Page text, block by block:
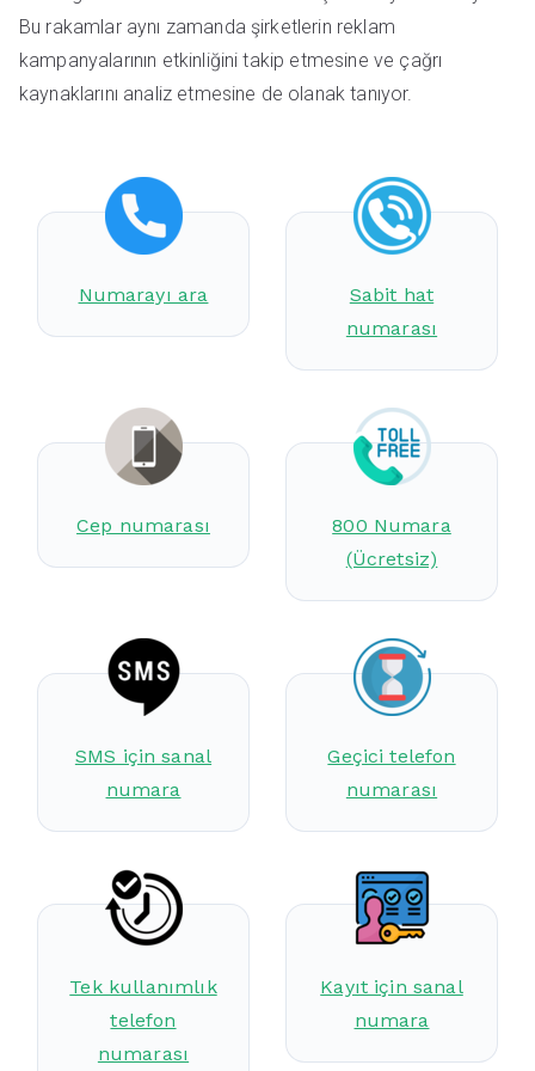
Bu rakamlar aynı zamanda şirketlerin reklam
kampanyalarının etkinliğini takip etmesine ve çağrı
kaynaklarını analiz etmesine de olanak tanıyor.
Numarayı ara
Sabit hat
numarası
Cep numarası
800 Numara
(Ücretsiz)
SMS için sanal
numara
Geçici telefon
numarası
Tek kullanımlık
telefon
numarası
Kayıt için sanal
numara